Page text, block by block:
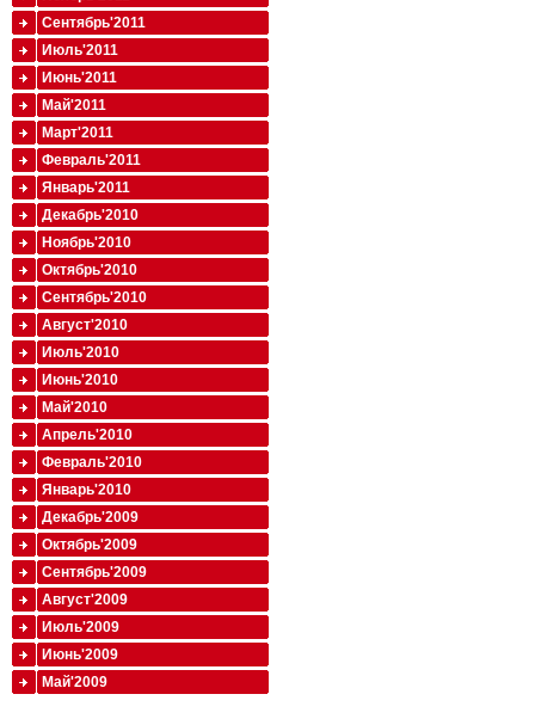
Сентябрь'2011
Июль'2011
Июнь'2011
Май'2011
Март'2011
Февраль'2011
Январь'2011
Декабрь'2010
Ноябрь'2010
Октябрь'2010
Сентябрь'2010
Август'2010
Июль'2010
Июнь'2010
Май'2010
Апрель'2010
Февраль'2010
Январь'2010
Декабрь'2009
Октябрь'2009
Сентябрь'2009
Август'2009
Июль'2009
Июнь'2009
Май'2009